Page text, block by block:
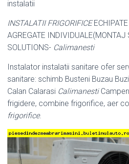
instalatii
INSTALATII FRIGORIFICE
AGREGATE INDIVIDUALE(MONTAJ
SOLUTIONS- Calimanesti
Instalator instalatii sanitare ofer
sanitare: schimb Busteni Buzau
Calan Calarasi Calimanesti
frigidere, combine frigorifice, aer
frigorifice.